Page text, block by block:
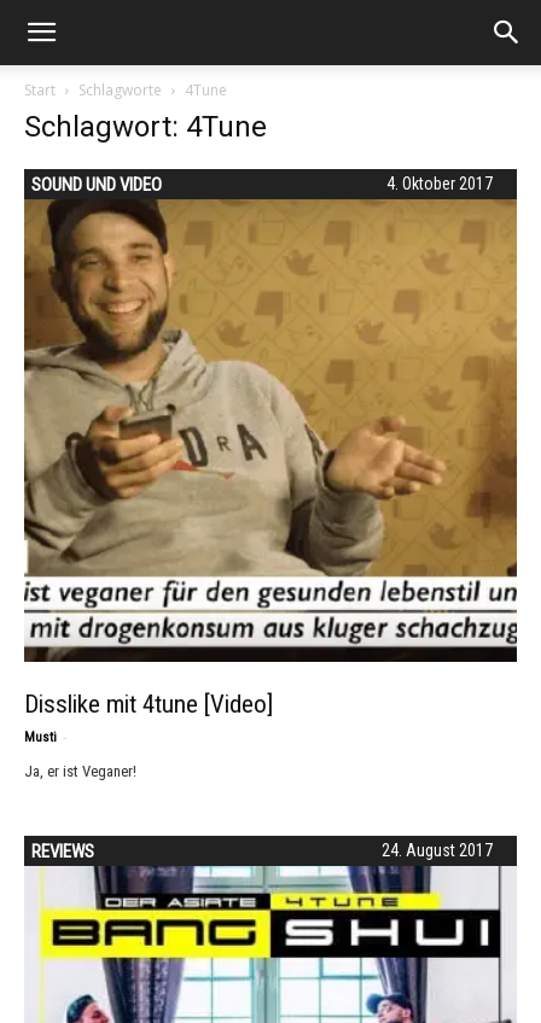
Start Schlagworte 4Tune
Schlagwort: 4Tune
4. Oktober 2017
SOUND UND VIDEO
Disslike mit 4tune [Video]
Musti -
Ja, er ist Veganer!
24. August 2017
REVIEWS